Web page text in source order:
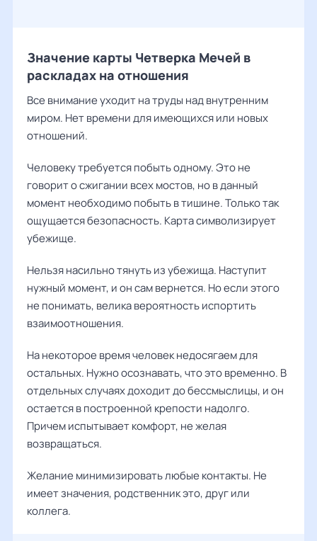
Значение карты Четверка Мечей в
раскладах на отношения
Все внимание уходит на труды над внутренним
миром. Нет времени для имеющихся или новых
отношений.
Человеку требуется побыть одному. Это не
говорит о сжигании всех мостов, но в данный
момент необходимо побыть в тишине. Только так
ощущается безопасность. Карта символизирует
убежище.
Нельзя насильно тянуть из убежища. Наступит
нужный момент, и он сам вернется. Но если этого
не понимать, велика вероятность испортить
взаимоотношения.
На некоторое время человек недосягаем для
остальных. Нужно осознавать, что это временно. В
отдельных случаях доходит до бессмыслицы, и он
остается в построенной крепости надолго.
Причем испытывает комфорт, не желая
возвращаться.
Желание минимизировать любые контакты. Не
имеет значения, родственник это, друг или
коллега.